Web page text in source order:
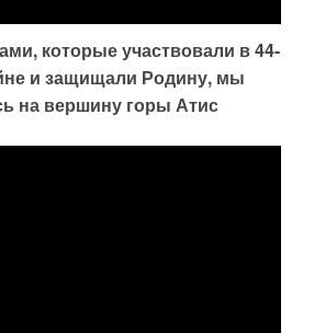
которые участвовали в 44-
и защищали Родину, мы
на вершину горы Атис